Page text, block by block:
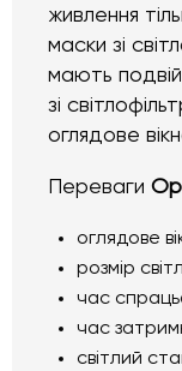
живлення
маски зі
мають
зі
оглядове
Переваги
оглядове
розмір
час
час
світлий